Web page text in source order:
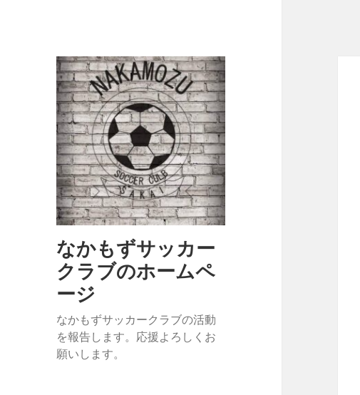
なかもずサッカー
クラブのホームペ
ージ
なかもずサッカークラブの活動
を報告します。応援よろしくお
願いします。